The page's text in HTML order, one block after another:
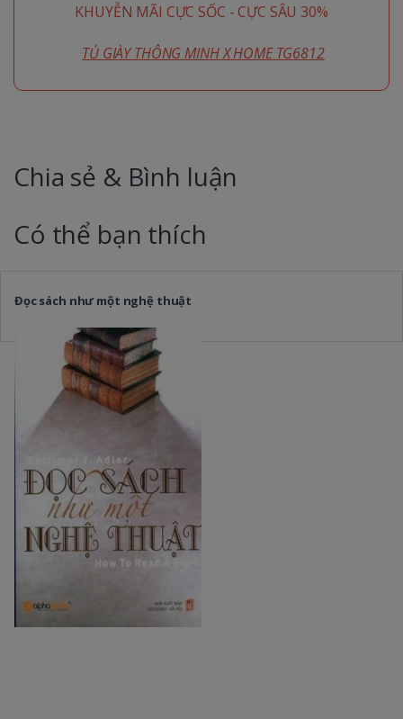
KHUYỄN MÃI CỰC SỐC - CỰC SÂU 30%
TỦ GIÀY THÔNG MINH X HOME TG6812
Chia sẻ & Bình luận
Có thể bạn thích
Đọc sách như một nghệ thuật